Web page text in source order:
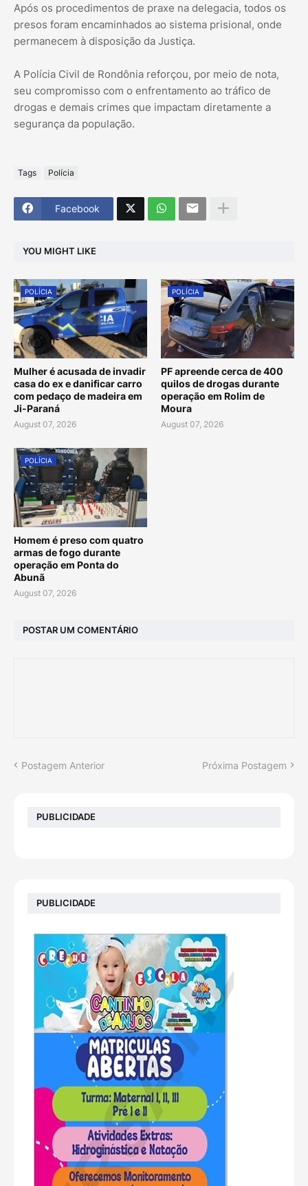
Após os procedimentos de praxe na delegacia, todos os
presos foram encaminhados ao sistema prisional, onde
permanecem à disposição da Justiça.
A Polícia Civil de Rondônia reforçou, por meio de nota,
seu compromisso com o enfrentamento ao tráfico de
drogas e demais crimes que impactam diretamente a
segurança da população.
Tags Polícia
Facebook
YOU MIGHT LIKE
POLÍCIA
Mulher é acusada de invadir
casa do ex e danificar carro
com pedaço de madeira em
Ji-Paraná
August 07, 2026
POLÍCIA
PF apreende cerca de 400
quilos de drogas durante
operação em Rolim de
Moura
August 07, 2026
POLÍCIA
Homem é preso com quatro
armas de fogo durante
operação em Ponta do
Abunã
August 07, 2026
POSTAR UM COMENTÁRIO
Postagem Anterior Próxima Postagem
PUBLICIDADE
PUBLICIDADE